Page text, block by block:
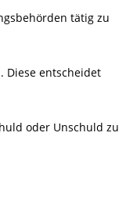
tätig zu
Diese entscheidet
oder Unschuld zu